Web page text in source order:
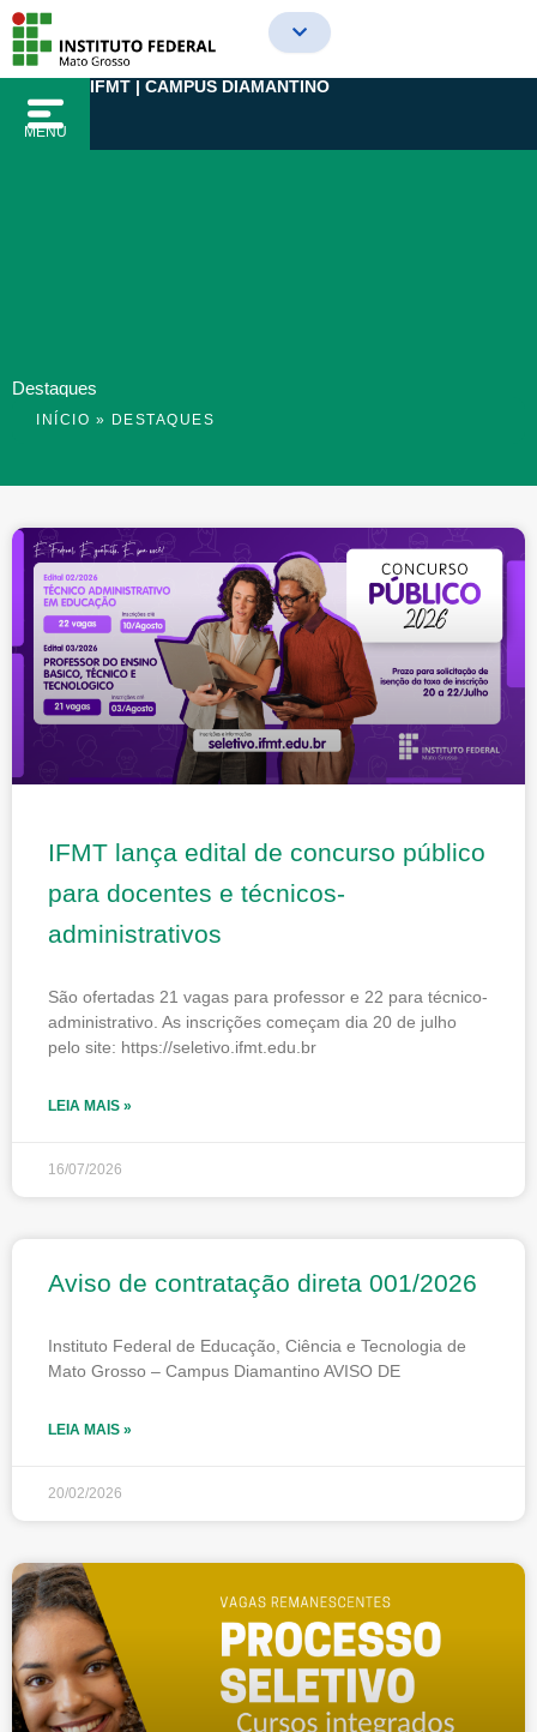
para
conteúdo
MENU
IFMT | CAMPUS DIAMANTINO
Destaques
INÍCIO » DESTAQUES
IFMT lança edital de concurso público
para docentes e técnicos-
administrativos
São ofertadas 21 vagas para professor e 22 para técnico-
administrativo. As inscrições começam dia 20 de julho
pelo site: https://seletivo.ifmt.edu.br
LEIA MAIS »
16/07/2026
Aviso de contratação direta 001/2026
Instituto Federal de Educação, Ciência e Tecnologia de
Mato Grosso – Campus Diamantino AVISO DE
LEIA MAIS »
20/02/2026